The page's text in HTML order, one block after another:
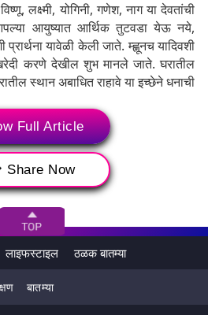
लक्ष्मी, योगिनी, गणेश, नाग या देवतांची
आयुष्यात आर्थिक तुटवडा येऊ नये,
यावेळी केली जाते. म्ह्णूनच यादिवशी
करणे देखील शुभ मानले जाते. घरातील
स्थान अबाधित राहावे या इच्छेने धनाची
Full Article
Share Now
लाइफस्टाइल ठळक बातम्या
बातम्या